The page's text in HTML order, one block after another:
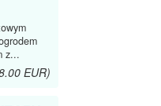
z...
EUR)